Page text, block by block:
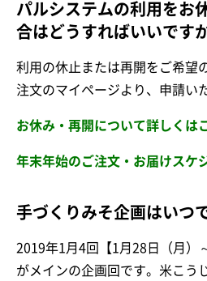
パルシステムの利用をお
合はどうすればいいです
利用の休止または再開をご希望
注文のマイページより、申請い
お休み・再開について詳しくは
年末年始のご注文・お届けスケ
手づくりみそ企画はいつ
2019年1月4回【1月28日（月）
がメインの企画回です。米こう